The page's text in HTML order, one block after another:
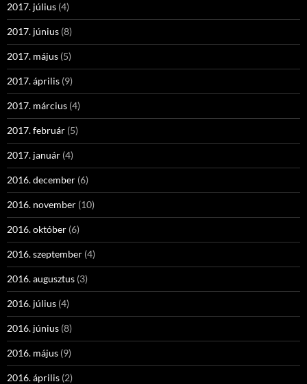
2017. július (4)
2017. június (8)
2017. május (5)
2017. április (9)
2017. március (4)
2017. február (5)
2017. január (4)
2016. december (6)
2016. november (10)
2016. október (6)
2016. szeptember (4)
2016. augusztus (3)
2016. július (4)
2016. június (8)
2016. május (9)
2016. április (2)